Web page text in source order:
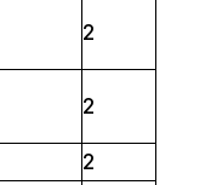
2
2
2